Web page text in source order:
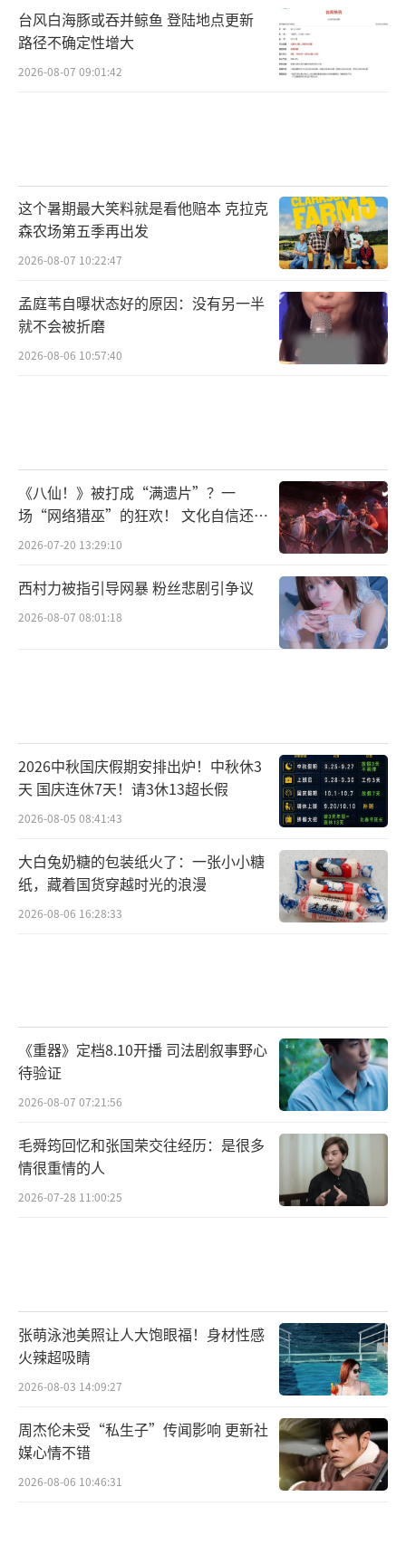
台风白海豚或吞并鲸鱼 登陆地点更新
路径不确定性增大
2026-08-07 09:01:42
这个暑期最大笑料就是看他赔本 克拉克
森农场第五季再出发
2026-08-07 10:22:47
孟庭苇自曝状态好的原因：没有另一半
就不会被折磨
2026-08-06 10:57:40
《八仙！》被打成“满遗片”？一
场“网络猎巫”的狂欢！ 文化自信还是
焦虑？
2026-07-20 13:29:10
西村力被指引导网暴 粉丝悲剧引争议
2026-08-07 08:01:18
2026中秋国庆假期安排出炉！中秋休3
天 国庆连休7天！请3休13超长假
2026-08-05 08:41:43
大白兔奶糖的包装纸火了：一张小小糖
纸，藏着国货穿越时光的浪漫
2026-08-06 16:28:33
《重器》定档8.10开播 司法剧叙事野心
待验证
2026-08-07 07:21:56
毛舜筠回忆和张国荣交往经历：是很多
情很重情的人
2026-07-28 11:00:25
张萌泳池美照让人大饱眼福！身材性感
火辣超吸睛
2026-08-03 14:09:27
周杰伦未受“私生子”传闻影响 更新社
媒心情不错
2026-08-06 10:46:31